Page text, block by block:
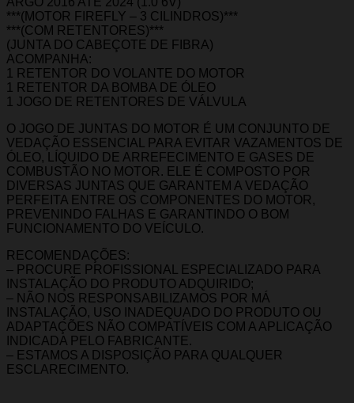
***(MOTOR FIREFLY – 3 CILINDROS)***
***(COM RETENTORES)***
(JUNTA DO CABEÇOTE DE FIBRA)
ACOMPANHA:
1 RETENTOR DO VOLANTE DO MOTOR
1 RETENTOR DA BOMBA DE ÓLEO
1 JOGO DE RETENTORES DE VÁLVULA
O JOGO DE JUNTAS DO MOTOR É UM CONJUNTO DE
VEDAÇÃO ESSENCIAL PARA EVITAR VAZAMENTOS DE
ÓLEO, LÍQUIDO DE ARREFECIMENTO E GASES DE
COMBUSTÃO NO MOTOR. ELE É COMPOSTO POR
DIVERSAS JUNTAS QUE GARANTEM A VEDAÇÃO
PERFEITA ENTRE OS COMPONENTES DO MOTOR,
PREVENINDO FALHAS E GARANTINDO O BOM
FUNCIONAMENTO DO VEÍCULO.
RECOMENDAÇÕES:
– PROCURE PROFISSIONAL ESPECIALIZADO PARA
INSTALAÇÃO DO PRODUTO ADQUIRIDO;
– NÃO NOS RESPONSABILIZAMOS POR MÁ
INSTALAÇÃO, USO INADEQUADO DO PRODUTO OU
ADAPTAÇÕES NÃO COMPATÍVEIS COM A APLICAÇÃO
INDICADA PELO FABRICANTE.
– ESTAMOS A DISPOSIÇÃO PARA QUALQUER
ESCLARECIMENTO.